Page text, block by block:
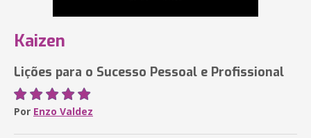
Kaizen
Lições para o Sucesso Pessoal e Profissional
Por Enzo Valdez